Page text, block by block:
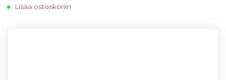
Lisää ostoskoriin